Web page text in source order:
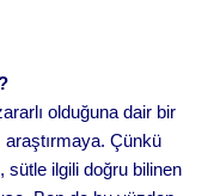
olduğuna dair bir
Çünkü
sütle ilgili doğru bilinen